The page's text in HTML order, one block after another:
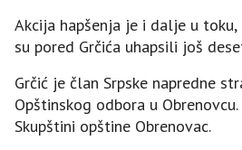
Akcija hapšenja je i dalje u
su pored Grčića uhapsili još
Grčić je član Srpske napredne
Opštinskog odbora u
Skupštini opštine Obrenovac.